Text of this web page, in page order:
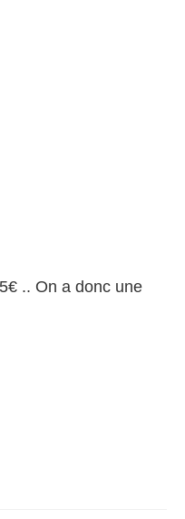
.. On a donc une